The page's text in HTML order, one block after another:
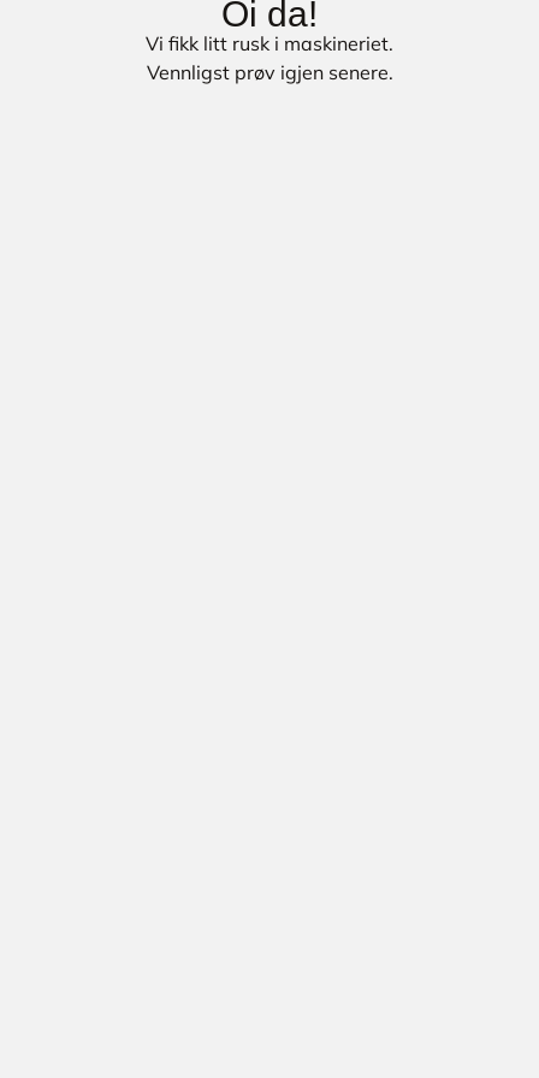
Oi da!
Vi fikk litt rusk i maskineriet.
Vennligst prøv igjen senere.